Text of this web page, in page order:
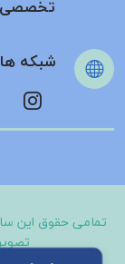
تخصصی
شبکه
تمامی حقوق این